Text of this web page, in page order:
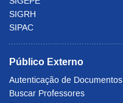
SIGRH
SIPAC
Público Externo
Autenticação de Documentos
Buscar Professores